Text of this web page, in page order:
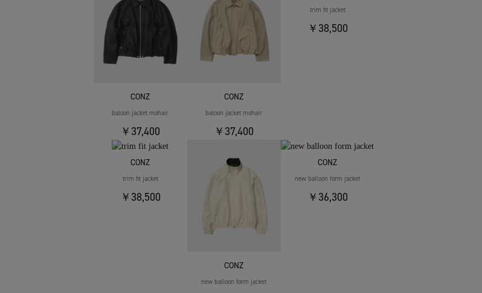
CONZ
baloon jacket mohair
￥37,400
CONZ
baloon jacket mohair
￥37,400
trim fit jacket
￥38,500
CONZ
trim fit jacket
￥38,500
CONZ
new balloon form jacket
CONZ
new balloon form jacket
￥36,300